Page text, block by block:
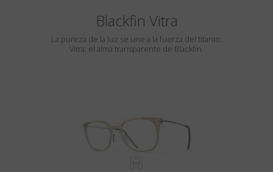
Blackfin Vitra
La pureza de la luz se une a la fuerza del titanio.
Vitra: el alma transparente de Blackfin.